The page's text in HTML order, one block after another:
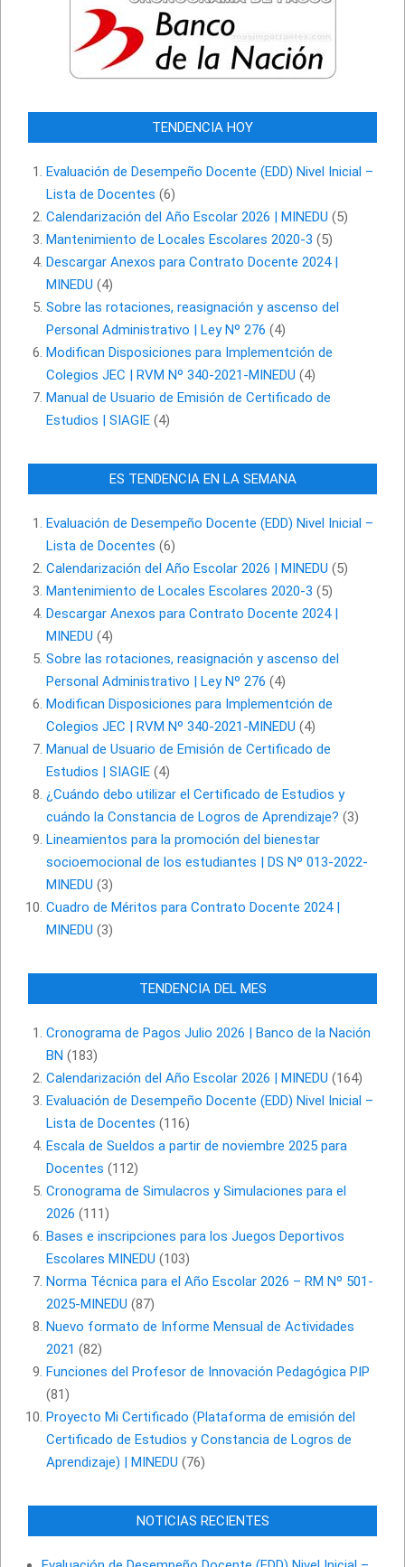
TENDENCIA HOY
Evaluación de Desempeño Docente (EDD) Nivel Inicial –
Lista de Docentes (6)
Calendarización del Año Escolar 2026 | MINEDU (5)
Mantenimiento de Locales Escolares 2020-3 (5)
Descargar Anexos para Contrato Docente 2024 |
MINEDU (4)
Sobre las rotaciones, reasignación y ascenso del
Personal Administrativo | Ley Nº 276 (4)
Modifican Disposiciones para Implementción de
Colegios JEC | RVM Nº 340-2021-MINEDU (4)
Manual de Usuario de Emisión de Certificado de
Estudios | SIAGIE (4)
ES TENDENCIA EN LA SEMANA
Evaluación de Desempeño Docente (EDD) Nivel Inicial –
Lista de Docentes (6)
Calendarización del Año Escolar 2026 | MINEDU (5)
Mantenimiento de Locales Escolares 2020-3 (5)
Descargar Anexos para Contrato Docente 2024 |
MINEDU (4)
Sobre las rotaciones, reasignación y ascenso del
Personal Administrativo | Ley Nº 276 (4)
Modifican Disposiciones para Implementción de
Colegios JEC | RVM Nº 340-2021-MINEDU (4)
Manual de Usuario de Emisión de Certificado de
Estudios | SIAGIE (4)
¿Cuándo debo utilizar el Certificado de Estudios y
cuándo la Constancia de Logros de Aprendizaje? (3)
Lineamientos para la promoción del bienestar
socioemocional de los estudiantes | DS Nº 013-2022-
MINEDU (3)
Cuadro de Méritos para Contrato Docente 2024 |
MINEDU (3)
TENDENCIA DEL MES
Cronograma de Pagos Julio 2026 | Banco de la Nación
BN (183)
Calendarización del Año Escolar 2026 | MINEDU (164)
Evaluación de Desempeño Docente (EDD) Nivel Inicial –
Lista de Docentes (116)
Escala de Sueldos a partir de noviembre 2025 para
Docentes (112)
Cronograma de Simulacros y Simulaciones para el
2026 (111)
Bases e inscripciones para los Juegos Deportivos
Escolares MINEDU (103)
Norma Técnica para el Año Escolar 2026 – RM Nº 501-
2025-MINEDU (87)
Nuevo formato de Informe Mensual de Actividades
2021 (82)
Funciones del Profesor de Innovación Pedagógica PIP
(81)
Proyecto Mi Certificado (Plataforma de emisión del
Certificado de Estudios y Constancia de Logros de
Aprendizaje) | MINEDU (76)
NOTICIAS RECIENTES